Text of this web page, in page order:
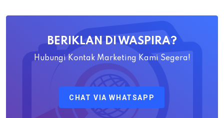
Ahadiat
Pertanahan
BERIKLAN DI WASPIRA?
Hubungi Kontak Marketing Kami Segera!
CHAT VIA WHATSAPP